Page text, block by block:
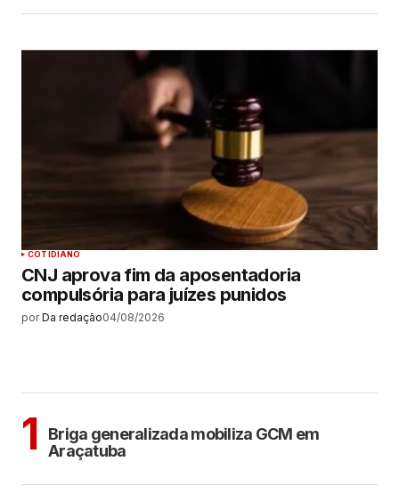
COTIDIANO
CNJ aprova fim da aposentadoria
compulsória para juízes punidos
por Da redação04/08/2026
1
Briga generalizada mobiliza GCM em
Araçatuba